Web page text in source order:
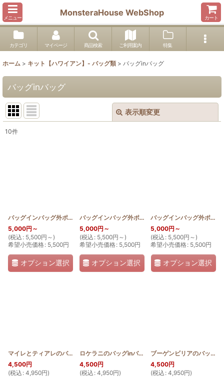
メニュー
MonsteraHouse WebShop
カート
カテゴリ マイページ 商品検索 ご利用案内 特集
ホーム > キット【ハワイアン】- バッグ類 > バッグinバッグ
バッグinバッグ
表示順変更
10件
バッグインバッグ外ポケット有 ハイビスカスとプルメリア [HQB_OSP]
5,000円 ～
(税込 : 5,500円 ～)
希望小売価格: 5,500円
オプション選択
バッグインバッグ外ポケット有 ホヌとサンゴ [
5,000円 ～
(税込 : 5,500円 ～)
希望小売価格: 5,500円
オプション選択
バッグインバッグ外ポケット有 ウクレレとティアレ
5,000円 ～
(税込 : 5,500円 ～)
希望小売価格: 5,500円
オプション選択
マイレとティアレのバッグinバッグ [HQBIB_MAI_TIA]
4,500円
(税込 : 4,950円)
ロケラニのバッグinバッグ [HQBIB_LOKE]
4,500円
(税込 : 4,950円)
ブーゲンビリアのバッグinバッグ
4,500円
(税込 : 4,950円)